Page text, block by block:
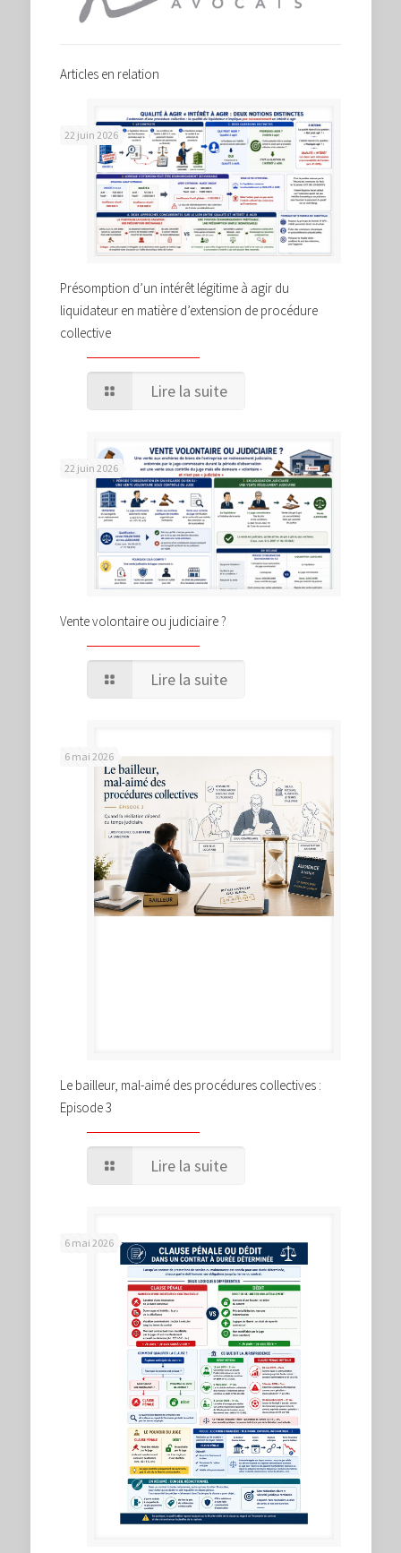
Articles en relation
22 juin 2026
Présomption d’un intérêt légitime à agir du
liquidateur en matière d’extension de procédure
collective
Lire la suite
22 juin 2026
Vente volontaire ou judiciaire ?
Lire la suite
6 mai 2026
Le bailleur, mal-aimé des procédures collectives :
Episode 3
Lire la suite
6 mai 2026